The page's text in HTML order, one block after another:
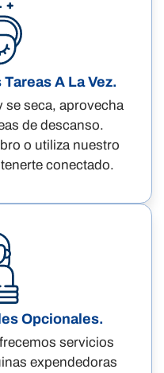
A La Vez.
se seca, aprovecha
de descanso.
o utiliza nuestro
conectado.
Opcionales.
servicios
expendedoras